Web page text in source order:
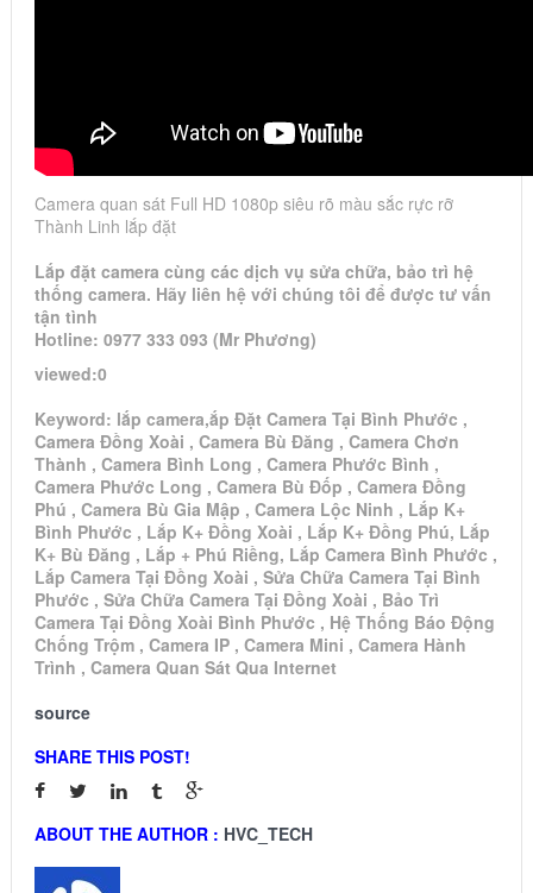
Camera quan sát Full HD 1080p siêu rõ màu sắc rực rỡ
Thành Linh lắp đặt
Lắp đặt camera cùng các dịch vụ sửa chữa, bảo trì hệ
thống camera. Hãy liên hệ với chúng tôi để được tư vấn
tận tình
Hotline: 0977 333 093 (Mr Phương)
viewed:0
Keyword: lắp camera,ắp Đặt Camera Tại Bình Phước ,
Camera Đồng Xoài , Camera Bù Đăng , Camera Chơn
Thành , Camera Bình Long , Camera Phước Bình ,
Camera Phước Long , Camera Bù Đốp , Camera Đồng
Phú , Camera Bù Gia Mập , Camera Lộc Ninh , Lắp K+
Bình Phước , Lắp K+ Đồng Xoài , Lắp K+ Đồng Phú, Lắp
K+ Bù Đăng , Lắp + Phú Riềng, Lắp Camera Bình Phước ,
Lắp Camera Tại Đồng Xoài , Sửa Chữa Camera Tại Bình
Phước , Sửa Chữa Camera Tại Đồng Xoài , Bảo Trì
Camera Tại Đồng Xoài Bình Phước , Hệ Thống Báo Động
Chống Trộm , Camera IP , Camera Mini , Camera Hành
Trình , Camera Quan Sát Qua Internet
source
SHARE THIS POST!
ABOUT THE AUTHOR : HVC_TECH